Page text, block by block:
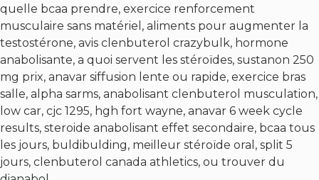
quelle bcaa prendre, exercice renforcement
musculaire sans matériel, aliments pour augmenter la
testostérone, avis clenbuterol crazybulk, hormone
anabolisante, a quoi servent les stéroïdes, sustanon 250
mg prix, anavar siffusion lente ou rapide, exercice bras
salle, alpha sarms, anabolisant clenbuterol musculation,
low car, cjc 1295, hgh fort wayne, anavar 6 week cycle
results, steroide anabolisant effet secondaire, bcaa tous
les jours, buldibulding, meilleur stéroïde oral, split 5
jours, clenbuterol canada athletics, ou trouver du